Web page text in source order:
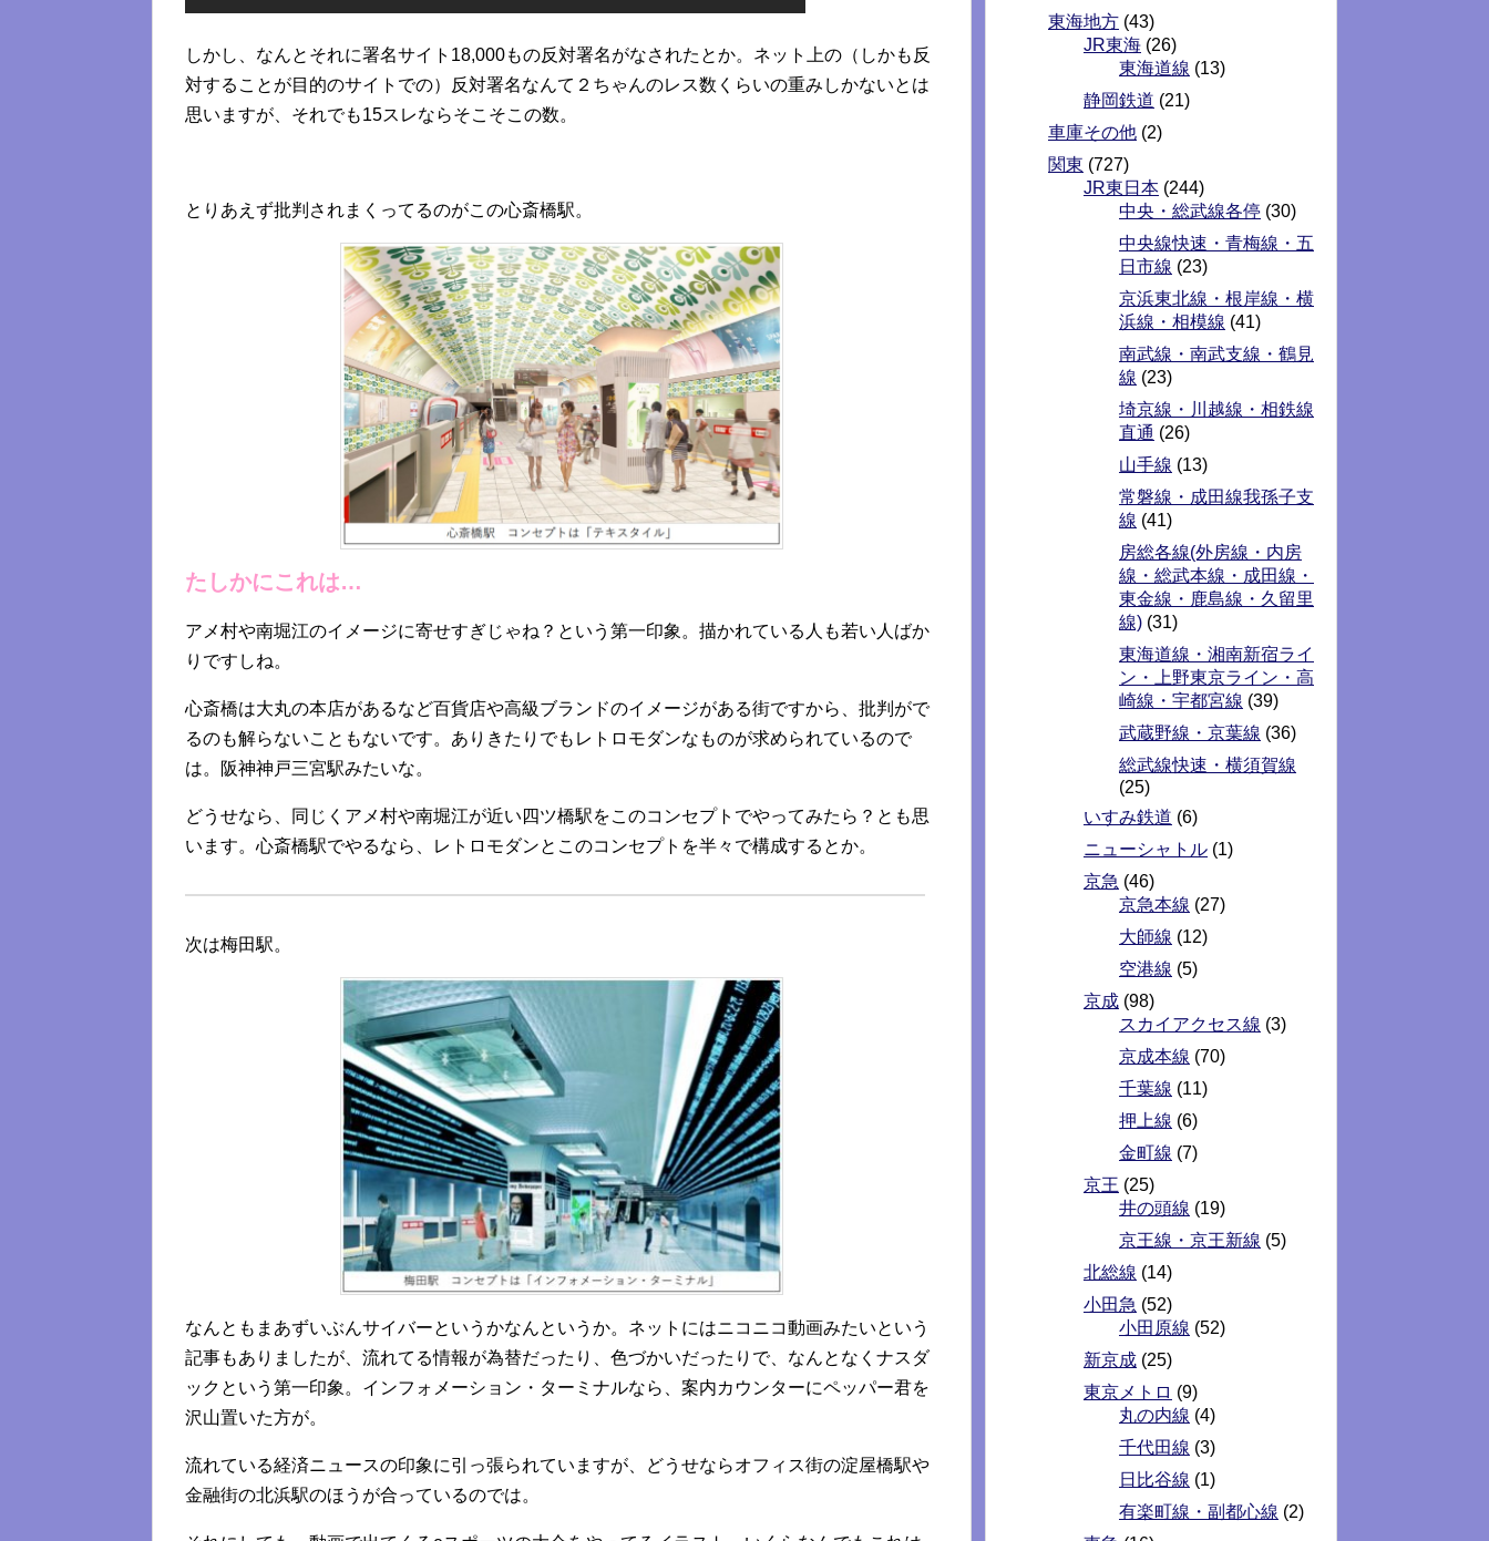
しかし、なんとそれに署名サイト18,000もの反対署名がなされたとか。ネット上の（しかも反
対することが目的のサイトでの）反対署名なんて２ちゃんのレス数くらいの重みしかないとは
思いますが、それでも15スレならそこそこの数。
とりあえず批判されまくってるのがこの心斎橋駅。
たしかにこれは…
アメ村や南堀江のイメージに寄せすぎじゃね？という第一印象。描かれている人も若い人ばか
りですしね。
心斎橋は大丸の本店があるなど百貨店や高級ブランドのイメージがある街ですから、批判がで
るのも解らないこともないです。ありきたりでもレトロモダンなものが求められているので
は。阪神神戸三宮駅みたいな。
どうせなら、同じくアメ村や南堀江が近い四ツ橋駅をこのコンセプトでやってみたら？とも思
います。心斎橋駅でやるなら、レトロモダンとこのコンセプトを半々で構成するとか。
次は梅田駅。
なんともまあずいぶんサイバーというかなんというか。ネットにはニコニコ動画みたいという
記事もありましたが、流れてる情報が為替だったり、色づかいだったりで、なんとなくナスダ
ックという第一印象。インフォメーション・ターミナルなら、案内カウンターにペッパー君を
沢山置いた方が。
流れている経済ニュースの印象に引っ張られていますが、どうせならオフィス街の淀屋橋駅や
金融街の北浜駅のほうが合っているのでは。
東海地方 (43)
JR東海 (26)
東海道線 (13)
静岡鉄道 (21)
車庫その他 (2)
関東 (727)
JR東日本 (244)
中央・総武線各停 (30)
中央線快速・青梅線・五
日市線 (23)
京浜東北線・根岸線・横
浜線・相模線 (41)
南武線・南武支線・鶴見
線 (23)
埼京線・川越線・相鉄線
直通 (26)
山手線 (13)
常磐線・成田線我孫子支
線 (41)
房総各線(外房線・内房
線・総武本線・成田線・
東金線・鹿島線・久留里
線) (31)
東海道線・湘南新宿ライ
ン・上野東京ライン・高
崎線・宇都宮線 (39)
武蔵野線・京葉線 (36)
総武線快速・横須賀線
(25)
いすみ鉄道 (6)
ニューシャトル (1)
京急 (46)
京急本線 (27)
大師線 (12)
空港線 (5)
京成 (98)
スカイアクセス線 (3)
京成本線 (70)
千葉線 (11)
押上線 (6)
金町線 (7)
京王 (25)
井の頭線 (19)
京王線・京王新線 (5)
北総線 (14)
小田急 (52)
小田原線 (52)
新京成 (25)
東京メトロ (9)
丸の内線 (4)
千代田線 (3)
日比谷線 (1)
有楽町線・副都心線 (2)